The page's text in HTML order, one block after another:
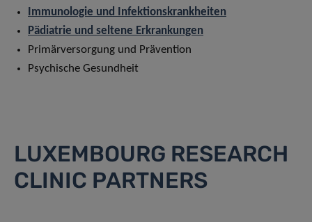
Immunologie und Infektionskrankheiten
Pädiatrie und seltene Erkrankungen
Primärversorgung und Prävention
Psychische Gesundheit
LUXEMBOURG RESEARCH
CLINIC PARTNERS